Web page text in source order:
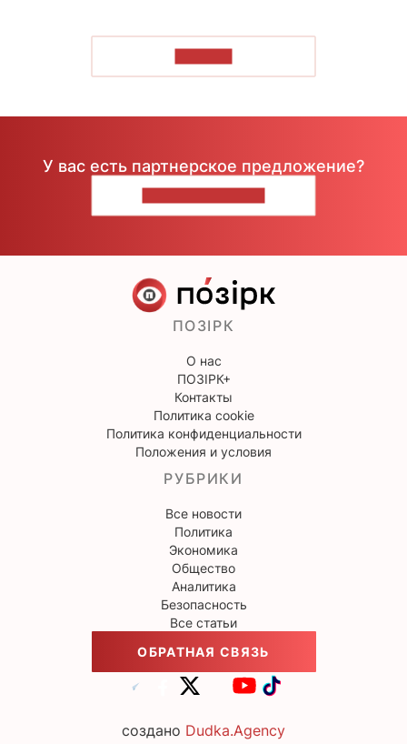
У вас есть партнерское предложение?
ПОЗІРК
О нас
ПОЗІРК+
Контакты
Политика cookie
Политика конфиденциальности
Положения и условия
РУБРИКИ
Все новости
Политика
Экономика
Общество
Аналитика
Безопасность
Все статьи
ОБРАТНАЯ СВЯЗЬ
создано Dudka.Agency